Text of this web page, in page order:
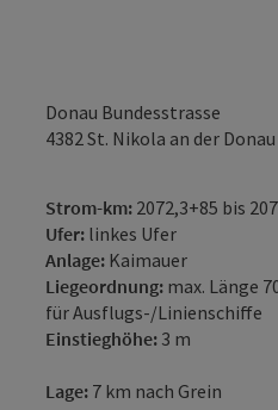
Donau Bundesstrasse
4382 St. Nikola an der Donau
Strom-km: 2072,3+85 bis
Ufer: linkes Ufer
Anlage: Kaimauer
Liegeordnung: max. Länge
für Ausflugs-/Linienschiffe
Einstieghöhe: 3 m
Lage: 7 km nach Grein